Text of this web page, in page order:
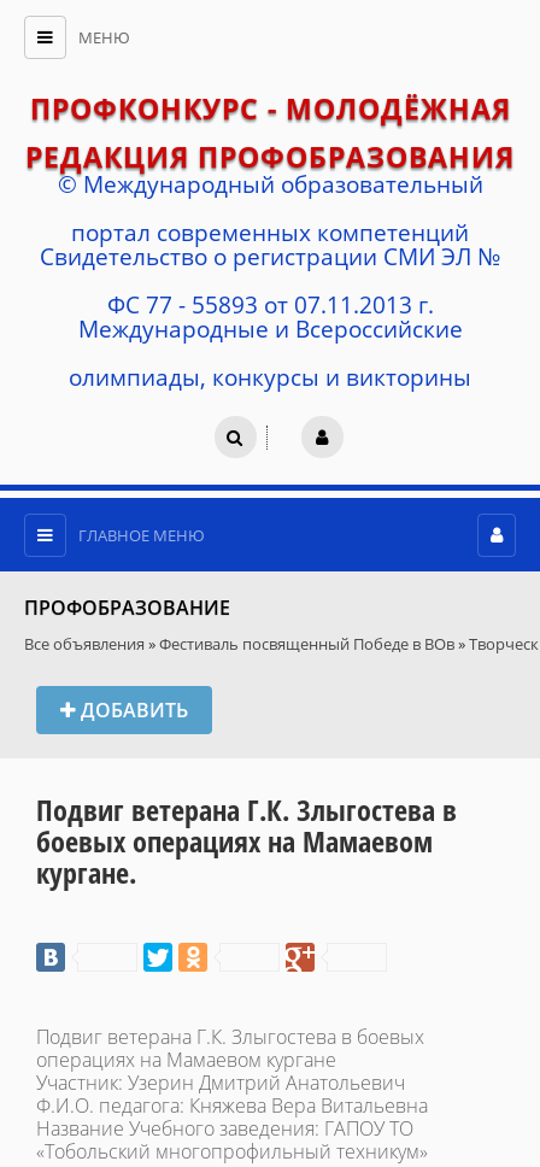
МЕНЮ
ПРОФКОНКУРС - МОЛОДЁЖНАЯ
РЕДАКЦИЯ ПРОФОБРАЗОВАНИЯ
© Международный образовательный
портал современных компетенций
Cвидетельство о регистрации СМИ ЭЛ №
ФС 77 - 55893 от 07.11.2013 г.
Международные и Всероссийские
олимпиады, конкурсы и викторины
ГЛАВНОЕ МЕНЮ
ПРОФОБРАЗОВАНИЕ
Все объявления »Фестиваль посвященный Победе в ВОв»
ДОБАВИТЬ
Подвиг ветерана Г.К. Злыгостева в
боевых операциях на Мамаевом
кургане.
Подвиг ветерана Г.К. Злыгостева в боевых
операциях на Мамаевом кургане
Участник: Узерин Дмитрий Анатольевич
Ф.И.О. педагога: Княжева Вера Витальевна
Название Учебного заведения: ГАПОУ ТО
«Тобольский многопрофильный техникум»